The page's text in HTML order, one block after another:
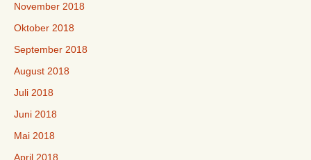
November 2018
Oktober 2018
September 2018
August 2018
Juli 2018
Juni 2018
Mai 2018
April 2018